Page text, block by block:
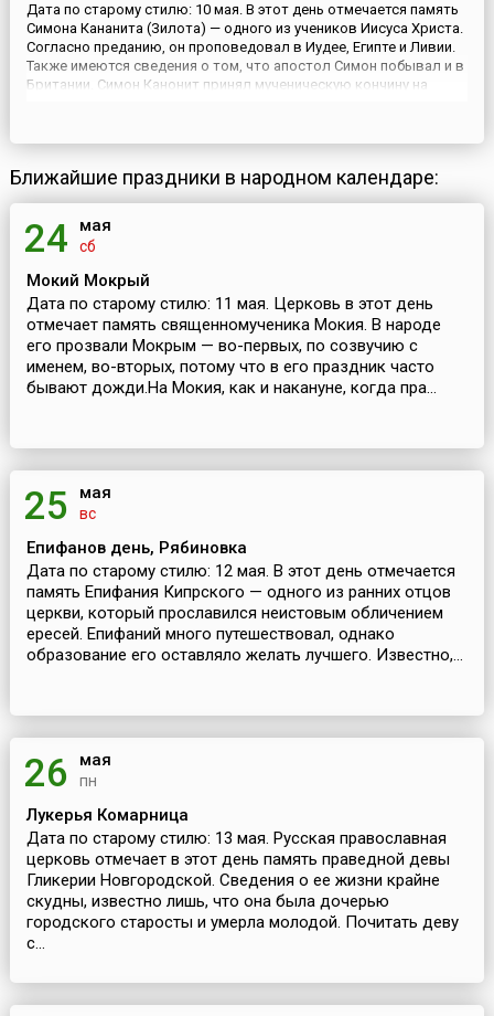
Дата по старому стилю: 10 мая. В этот день отмечается память
Симона Кананита (Зилота) — одного из учеников Иисуса Христа.
Согласно преданию, он проповедовал в Иудее, Египте и Ливии.
Также имеются сведения о том, что апостол Симон побывал и в
Британии. Симон Канонит принял мученическую кончину на
Ближайшие праздники в народном календаре:
24 мая
сб
Мокий Мокрый
Дата по старому стилю: 11 мая. Церковь в этот день
отмечает память священномученика Мокия. В народе
его прозвали Мокрым — во-первых, по созвучию с
именем, во-вторых, потому что в его праздник часто
бывают дожди.На Мокия, как и накануне, когда пра...
25 мая
вс
Епифанов день, Рябиновка
Дата по старому стилю: 12 мая. В этот день отмечается
память Епифания Кипрского — одного из ранних отцов
церкви, который прославился неистовым обличением
ересей. Епифаний много путешествовал, однако
образование его оставляло желать лучшего. Известно,...
26 мая
пн
Лукерья Комарница
Дата по старому стилю: 13 мая. Русская православная
церковь отмечает в этот день память праведной девы
Гликерии Новгородской. Сведения о ее жизни крайне
скудны, известно лишь, что она была дочерью
городского старосты и умерла молодой. Почитать деву
с...